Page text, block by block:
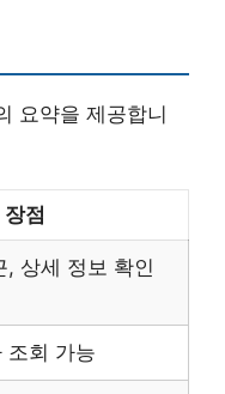
요약을 제공합니
장점
, 상세 정보 확인
조회 가능